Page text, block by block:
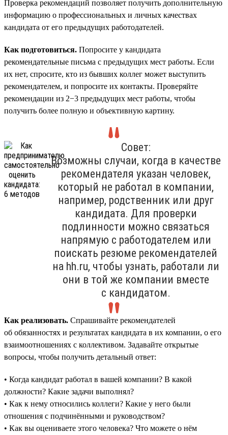
Проверка рекомендаций позволяет получить дополнительную
информацию о профессиональных и личных качествах
кандидата от его предыдущих работодателей.
Как подготовиться. Попросите у кандидата
рекомендательные письма с предыдущих мест работы. Если
их нет, спросите, кто из бывших коллег может выступить
рекомендателем, и попросите их контакты. Проверяйте
рекомендации из 2−3 предыдущих мест работы, чтобы
получить более полную и объективную картину.
Совет:
Возможны случаи, когда в качестве
рекомендателя указан человек,
который не работал в компании,
например, родственник или друг
кандидата. Для проверки
подлинности можно связаться
напрямую с работодателем или
поискать резюме рекомендателей
на hh.ru, чтобы узнать, работали ли
они в той же компании вместе
с кандидатом.
Как реализовать. Спрашивайте рекомендателей
об обязанностях и результатах кандидата в их компании, о его
взаимоотношениях с коллективом. Задавайте открытые
вопросы, чтобы получить детальный ответ:
• Когда кандидат работал в вашей компании? В какой
должности? Какие задачи выполнял?
• Как к нему относились коллеги? Какие у него были
отношения с подчинёнными и руководством?
• Как вы оцениваете этого человека? Что можете о нём